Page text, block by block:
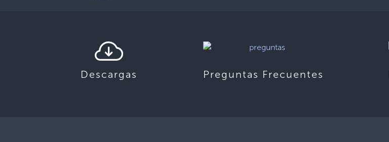
Descargas Preguntas Frecuentes